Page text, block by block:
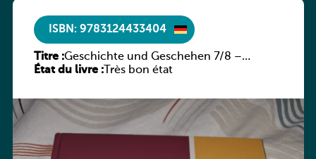
ISBN: 9783124433404
Titre :Geschichte und Geschehen 7/8 –
Rheinland-Pfalz
État du livre :Très bon état